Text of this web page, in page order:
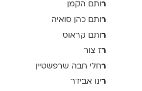
רותם הקמן
ר ותם כהן סואיה
רותם קראוס
רז צור
רחלי חבה שרפשטיין
רינו אבידר